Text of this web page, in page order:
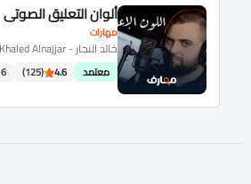
مهارات
ألوان التعليق الصوتي
خالد النجار - Khaled Alnajjar
معتمد 4.6
(125) 6 درس